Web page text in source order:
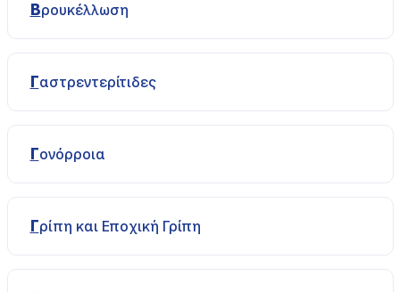
Βρουκέλλωση
Γαστρεντερίτιδες
Γονόρροια
Γρίπη και Εποχική Γρίπη